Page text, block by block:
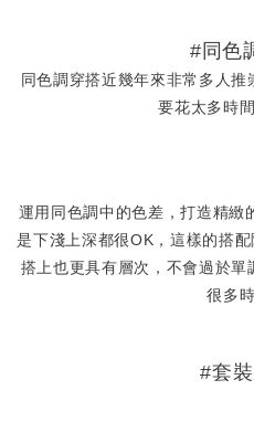
#同色
同色調穿搭近幾年來非常多人
要花太多時
運用同色調中的色差，打造精
是下淺上深都很OK，這樣的搭
搭上也更具有層次，不會過於
很多時
#套